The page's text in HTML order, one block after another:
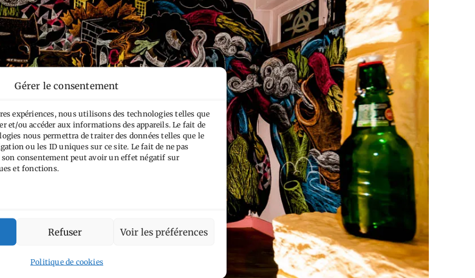
Gérer le consentement
expériences, nous utilisons des technologies telles que
et/ou accéder aux informations des appareils. Le fait de
nous permettra de traiter des données telles que le
ou les ID uniques sur ce site. Le fait de ne pas
consentement peut avoir un effet négatif sur
et fonctions.
Refuser Voir les préférences
Politique de cookies